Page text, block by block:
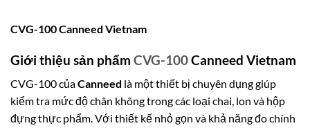
CVG-100 Canneed Vietnam
Giới thiệu sản phẩm CVG-100Canneed Vietnam
CVG-100 củaCanneed là một thiết bị chuyên dụng giúp
kiểm tra mức độ chân không trong các loại chai, lon và hộp
đựng thực phẩm. Với thiết kế nhỏ gọn và khả năng đo chính